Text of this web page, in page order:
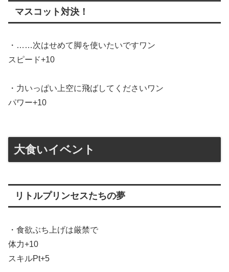
マスコット対決！
・……次はせめて脚を使いたいですワン
スピード+10
・力いっぱい上空に飛ばしてくださいワン
パワー+10
大食いイベント
リトルプリンセスたちの夢
・食欲ぶち上げは厳禁で
体力+10
スキルPt+5